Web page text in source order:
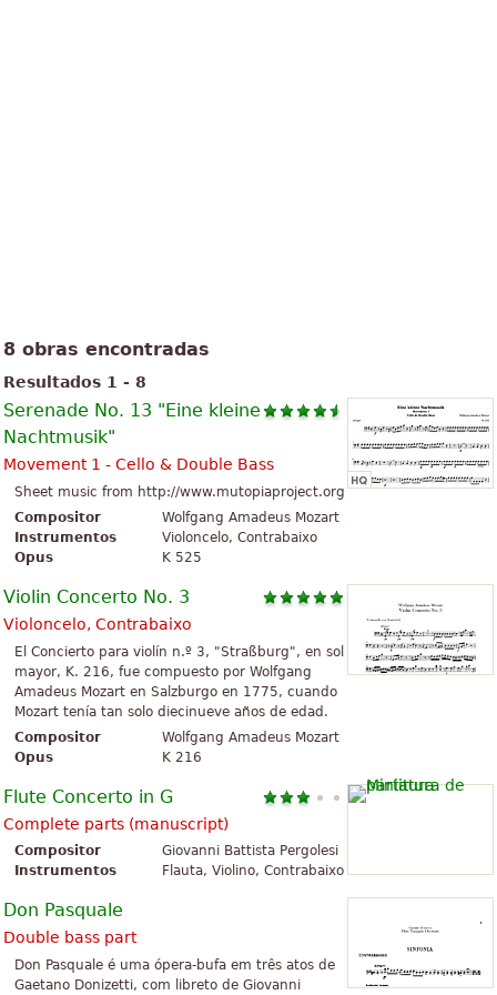
8 obras encontradas
Resultados 1 - 8
Serenade No. 13 "Eine kleine
Nachtmusik"
Movement 1 - Cello & Double Bass
Sheet music from http://www.mutopiaproject.org
Compositor
Wolfgang Amadeus Mozart
Instrumentos
Violoncelo, Contrabaixo
Opus
K 525
Violin Concerto No. 3
Violoncelo, Contrabaixo
El Concierto para violín n.º 3, "Straßburg", en sol
mayor, K. 216, fue compuesto por Wolfgang
Amadeus Mozart en Salzburgo en 1775, cuando
Mozart tenía tan solo diecinueve años de edad.
Compositor
Wolfgang Amadeus Mozart
Opus
K 216
Flute Concerto in G
Complete parts (manuscript)
Compositor
Giovanni Battista Pergolesi
Instrumentos
Flauta, Violino, Contrabaixo
Don Pasquale
Double bass part
Don Pasquale é uma ópera-bufa em três atos de
Gaetano Donizetti, com libreto de Giovanni